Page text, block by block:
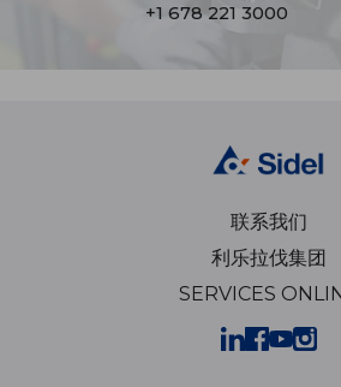
+1 678 221 3000
联系我们
利乐拉伐集团
SERVICES